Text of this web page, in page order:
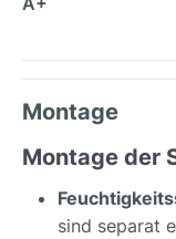
Montage
Montage der
sind separat